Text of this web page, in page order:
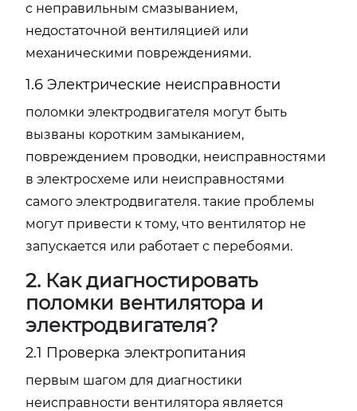
с неправильным смазыванием,
недостаточной вентиляцией или
механическими повреждениями.
1.6 Электрические неисправности
поломки электродвигателя могут быть
вызваны коротким замыканием,
повреждением проводки, неисправностями
в электросхеме или неисправностями
самого электродвигателя. такие проблемы
могут привести к тому, что вентилятор не
запускается или работает с перебоями.
2. Как диагностировать
поломки вентилятора и
электродвигателя?
2.1 Проверка электропитания
первым шагом для диагностики
неисправности вентилятора является